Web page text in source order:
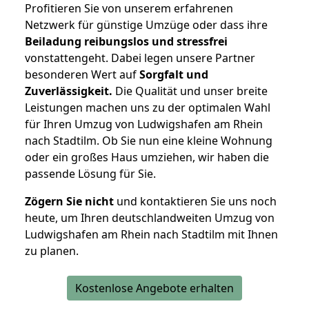
Profitieren Sie von unserem erfahrenen
Netzwerk für günstige Umzüge oder dass ihre
Beiladung reibungslos und stressfrei
vonstattengeht. Dabei legen unsere Partner
besonderen Wert aufSorgfalt und
Zuverlässigkeit. Die Qualität und unser breite
Leistungen machen uns zu der optimalen Wahl
für Ihren Umzug von Ludwigshafen am Rhein
nach Stadtilm. Ob Sie nun eine kleine Wohnung
oder ein großes Haus umziehen, wir haben die
passende Lösung für Sie.
Zögern Sie nicht und kontaktieren Sie uns noch
heute, um Ihren deutschlandweiten Umzug von
Ludwigshafen am Rhein nach Stadtilm mit Ihnen
zu planen.
Kostenlose Angebote erhalten